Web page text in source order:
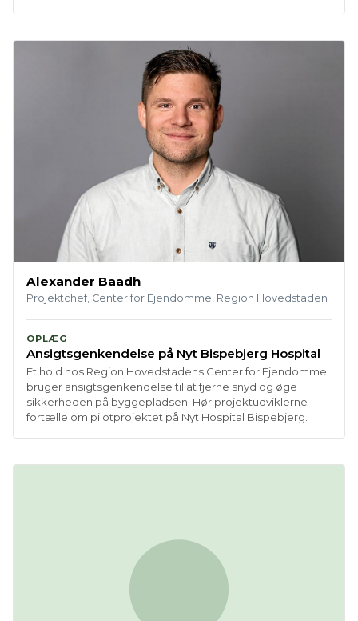
Alexander Baadh
Projektchef, Center for Ejendomme, Region Hovedstaden
OPLÆG
Ansigtsgenkendelse på Nyt Bispebjerg Hospital
Et hold hos Region Hovedstadens Center for Ejendomme
bruger ansigtsgenkendelse til at fjerne snyd og øge
sikkerheden på byggepladsen. Hør projektudviklerne
fortælle om pilotprojektet på Nyt Hospital Bispebjerg.